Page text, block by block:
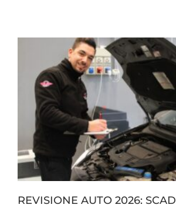
REVISIONE AUTO 2026: